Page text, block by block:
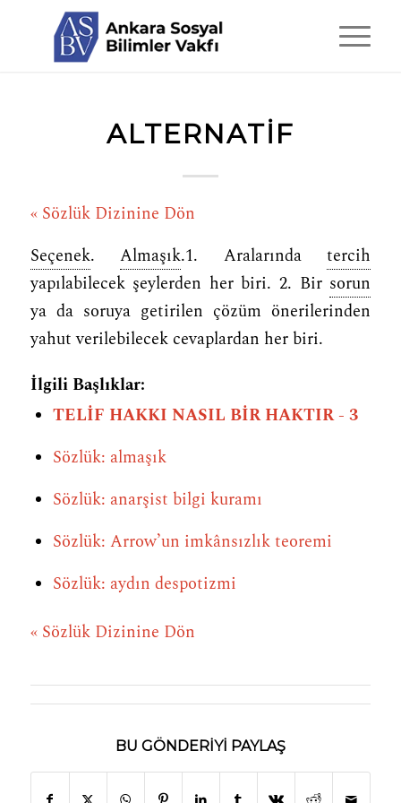
ALTERNATIF
« Sözlük Dizinine Dön
Seçenek.Almaşık.1. Aralarındatercih
yapılabilecek şeylerden her biri. 2. Bir sorun
ya da soruya getirilen çözüm önerilerinden
yahut verilebilecek cevaplardan her biri.
İlgili Başlıklar:
TELİF HAKKI NASIL BİR HAKTIR - 3
Sözlük: almaşık
Sözlük: anarşist bilgi kuramı
Sözlük: Arrow’un imkânsızlık teoremi
Sözlük: aydın despotizmi
« Sözlük Dizinine Dön
BU GÖNDERIYI PAYLAŞ